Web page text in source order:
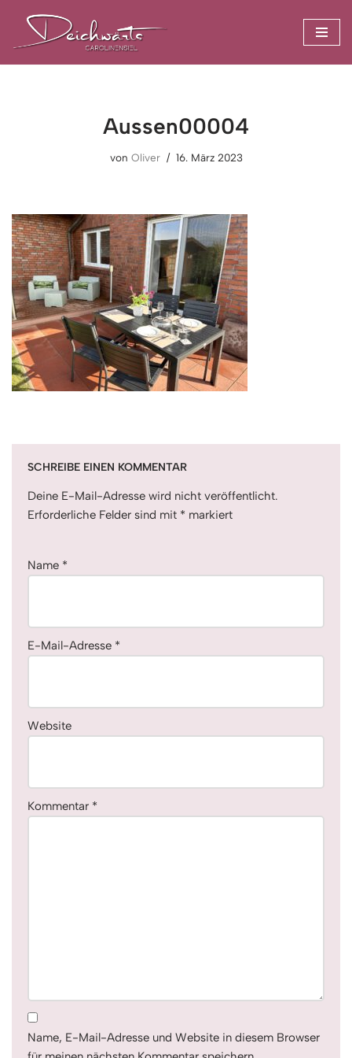
Zum
Inhalt
Aussen00004
von Oliver 16. März 2023
SCHREIBE EINEN KOMMENTAR
Deine E-Mail-Adresse wird nicht veröffentlicht.
Erforderliche Felder sind mit * markiert
Name *
E-Mail-Adresse *
Website
Kommentar *
Name, E-Mail-Adresse und Website in diesem Browser